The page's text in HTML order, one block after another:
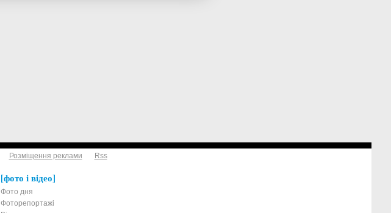
Розміщення реклами Rss
фото і відео
Фото дня
Фоторепортажі